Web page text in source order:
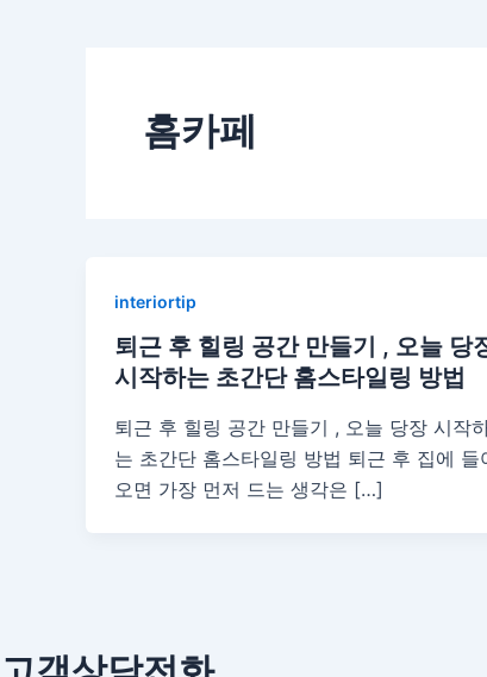
홈카페
interiortip
퇴근 후 힐링 공간 만들기 , 오늘 당
시작하는 초간단 홈스타일링 방법
퇴근 후 힐링 공간 만들기 , 오늘 당장 시작
는 초간단 홈스타일링 방법 퇴근 후 집에 들
오면 가장 먼저 드는 생각은 […]